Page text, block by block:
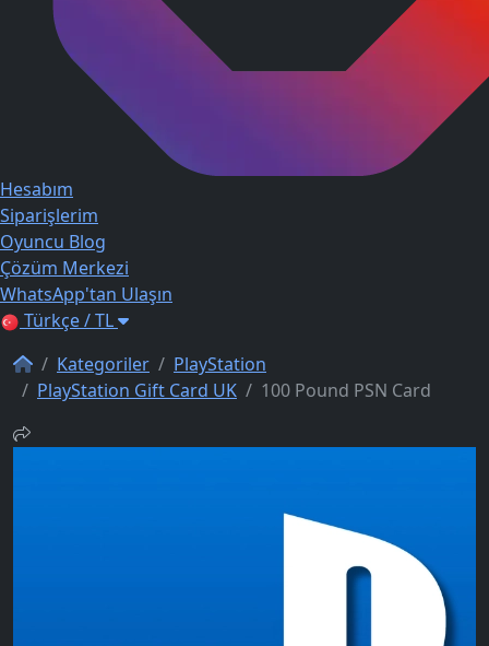
Hesabım
Siparişlerim
Oyuncu Blog
Çözüm Merkezi
WhatsApp'tan Ulaşın
Türkçe / TL
Kategoriler
PlayStation
PlayStation Gift Card UK
100 Pound PSN Card